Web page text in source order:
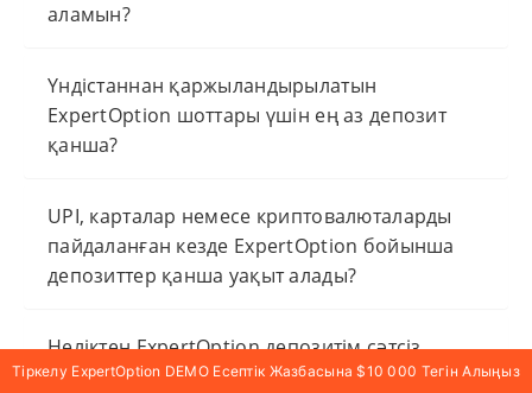
аламын?
Үндістаннан қаржыландырылатын
ExpertOption шоттары үшін ең аз депозит
қанша?
UPI, карталар немесе криптовалюталарды
пайдаланған кезде ExpertOption бойынша
депозиттер қанша уақыт алады?
Неліктен ExpertOption депозитім сәтсіз
аяқталды және оны қалай түзетемін?
Тіркелу ExpertOption DEMO Есептік Жазбасына $10 000 Тегін Алыңыз